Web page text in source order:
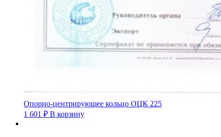
Опорно-центрирующее кольцо ОЦК 225
1 601 ₽ В корзину